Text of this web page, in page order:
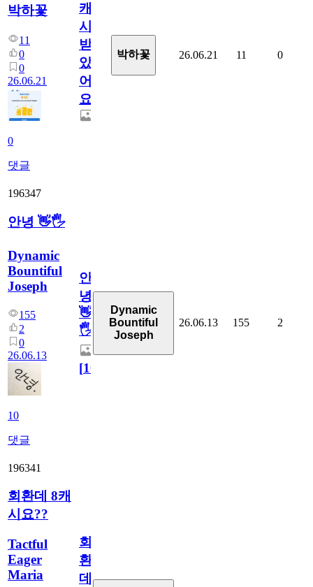
박하꽃
11
0
0
26.06.21
0
댓글
캐
시
받
았
어
요.
박하꽃 26.06.21 11 0
196347
안녕 👋🖐
Dynamic
Bountiful
Joseph
155
2
0
26.06.13
10
댓글
안
녕
👋
🖐
[10
Dynamic
Bountiful
Joseph
26.06.13 155 2
196341
회환데 8캐
시요??
Tactful
Eager
Maria
회
환
데